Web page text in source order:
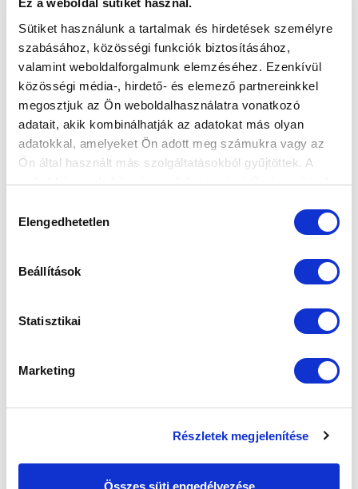
Ez a weboldal sütiket használ.
Sütiket használunk a tartalmak és hirdetések személyre
szabásához, közösségi funkciók biztosításához,
valamint weboldalforgalmunk elemzéséhez. Ezenkívül
közösségi média-, hirdető- és elemező partnereinkkel
megosztjuk az Ön weboldalhasználatra vonatkozó
adatait, akik kombinálhatják az adatokat más olyan
adatokkal, amelyeket Ön adott meg számukra vagy az
Ön által használt más szolgáltatásokból gyűjtöttek. A
weboldalon való böngészés folytatásával Ön hozzájárul a
kiválasztása
Elengedhetetlen
Beállítások
Statisztikai
Marketing
Részletek megjelenítése
Összes süti engedélyezése